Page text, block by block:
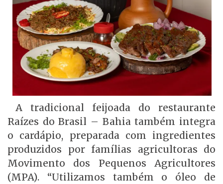
A tradicional feijoada do restaurante
Raízes do Brasil – Bahia também integra
o cardápio, preparada com ingredientes
produzidos por famílias agricultoras do
Movimento dos Pequenos Agricultores
(MPA). “Utilizamos também o óleo de